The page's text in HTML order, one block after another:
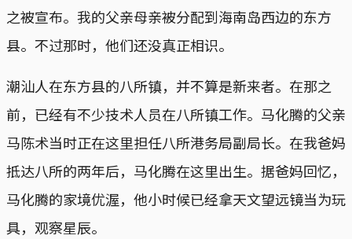
之被宣布。我的父亲母亲被分配到海南岛西边的东方
县。不过那时，他们还没真正相识。
潮汕人在东方县的八所镇，并不算是新来者。在那之
前，已经有不少技术人员在八所镇工作。马化腾的父亲
马陈术当时正在这里担任八所港务局副局长。在我爸妈
抵达八所的两年后，马化腾在这里出生。据爸妈回忆，
马化腾的家境优渥，他小时候已经拿天文望远镜当为玩
具，观察星辰。